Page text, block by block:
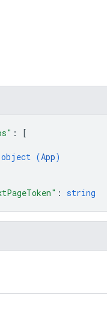
:
[
object (App)
: string